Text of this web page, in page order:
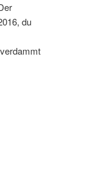
du